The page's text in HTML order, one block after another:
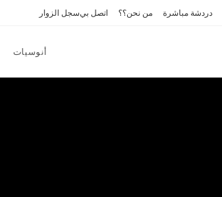
دردشة مباشرة من نحن؟؟ اتصل بيسجل الزوار
أنوسيات